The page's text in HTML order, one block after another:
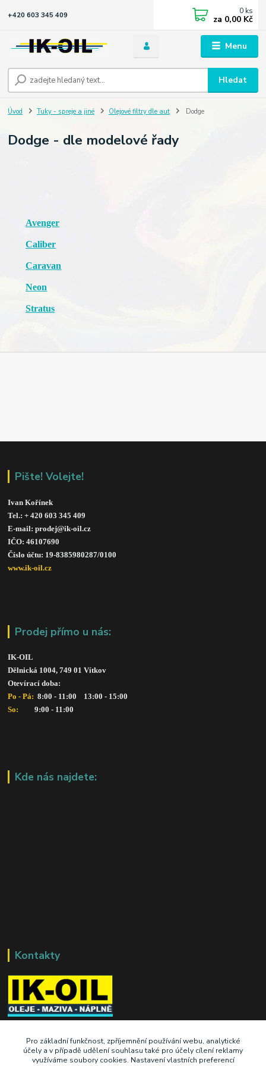
Menu
Hledat
+420 603 345 409 0 ks
za 0,00 Kč
Úvod Tuky - spreje a jiné Olejové filtry dle aut Dodge
Dodge - dle modelové řady
Avenger
Caliber
Caravan
Neon
Stratus
Pište! Volejte!
Ivan Kořínek
Tel.: + 420 603 345 409
E-mail: prodej@ik-oil.cz
IČO: 46107690
Číslo účtu: 19-8385980287/0100
www.ik-oil.cz
Prodej přímo u nás:
IK-OIL
Dělnická 1004, 749 01 Vítkov
Otevírací doba:
Po - Pá: 8:00 - 11:00    13:00 - 15:00
So:
      9:00 - 11:00
Kde nás najdete:
Kontakty
+420 603 345 409
Pro základní funkčnost, zpříjemnění používání webu, analytické
účely a v případě udělení souhlasu také pro účely cílení reklamy
využíváme soubory cookies. Nastavení vlastních preferencí